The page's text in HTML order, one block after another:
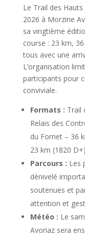
Le Trail des
2026 à Morzine
sa vingtième
course : 23 km,
tous avec une
L’organisation
participants pour
conviviale.
Formats : Trail
Relais des
du Fornet – 36
23 km (1820
Parcours : Les
dénivelé
soutenues et
attention et
Météo : Le
Avoriaz sera